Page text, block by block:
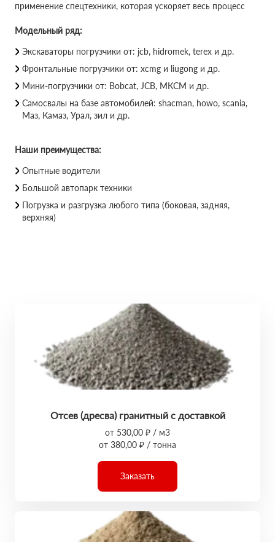
применение спецтехники, которая ускоряет весь процесс
Модельный ряд:
Экскаваторы погрузчики от: jcb, hidromek, terex и др.
Фронтальные погрузчики от: xcmg и liugong и др.
Мини-погрузчики от: Bobcat, JCB, МКСМ и др.
Самосвалы на базе автомобилей: shacman, howo, scania,
Маз, Камаз, Урал, зил и др.
Наши преимущества:
Опытные водители
Большой автопарк техники
Погрузка и разгрузка любого типа (боковая, задняя,
верхняя)
Отсев (дресва) гранитный с доставкой
от 530,00 ₽ / м3
от 380,00 ₽ / тонна
Заказать